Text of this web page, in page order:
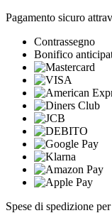
Pagamento sicuro
Contrassegno
Bonifico
Spese di spedizione